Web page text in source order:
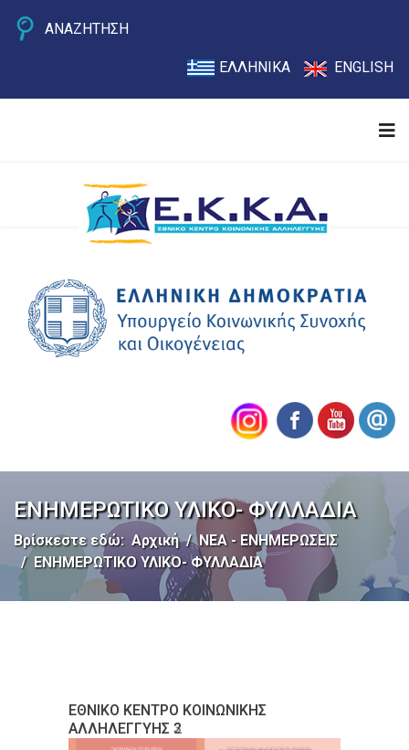
ΑΝΑΖΗΤΗΣΗ
ΕΛΛΗΝΙΚΑ ENGLISH
ΕΝΗΜΕΡΩΤΙΚΟ ΥΛΙΚΟ- ΦΥΛΛΑΔΙΑ
Βρίσκεστε εδώ: Αρχική
ΝΕΑ - ΕΝΗΜΕΡΩΣΕΙΣ
ΕΝΗΜΕΡΩΤΙΚΟ ΥΛΙΚΟ- ΦΥΛΛΑΔΙΑ
ΕΘΝΙΚΟ ΚΕΝΤΡΟ ΚΟΙΝΩΝΙΚΗΣ
ΑΛΛΗΛΕΓΓΥΗΣ 2
ΕΘΝΙΚΟ ΚΕΝΤΡΟ ΚΟΙΝΩΝΙΚΗΣ
ΑΛΛΗΛΕΓΓΥΗΣ 3